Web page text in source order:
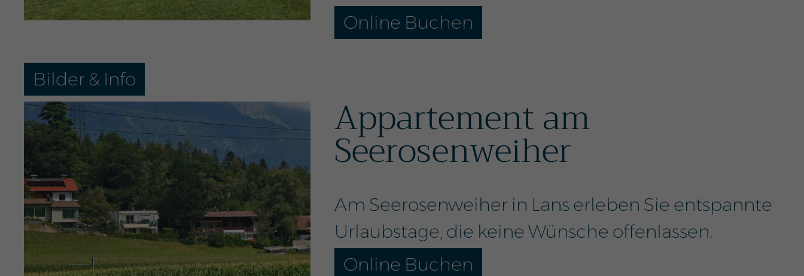
Online Buchen
Bilder & Info
Appartement am
Seerosenweiher
Am Seerosenweiher in Lans erleben Sie entspannte
Urlaubstage, die keine Wünsche offenlassen.
Online Buchen